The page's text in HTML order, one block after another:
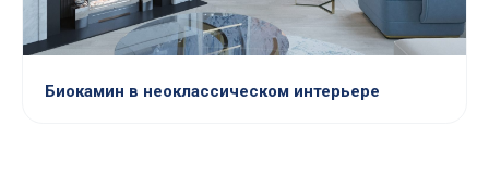
Биокамин в неоклассическом интерьере